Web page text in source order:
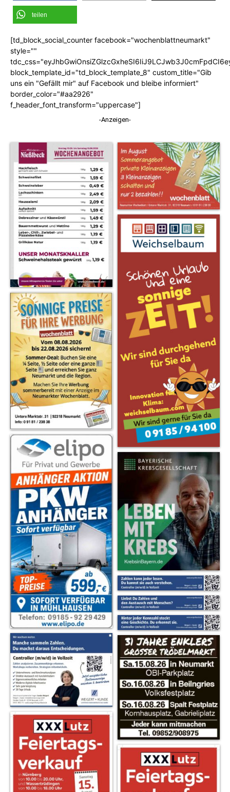
teilen
[td_block_social_counter facebook="wochenblattneumarkt"
style=""
block_template_id="td_block_template_8" custom_title="Gib
uns ein "Gefällt mir" auf Facebook und bleibe informiert"
border_color="#aa2926"
f_header_font_transform="uppercase"]
-Anzeigen-